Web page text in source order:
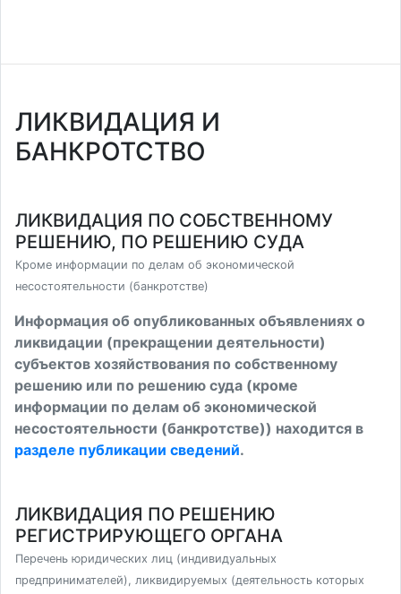
ЛИКВИДАЦИЯ И
БАНКРОТСТВО
ЛИКВИДАЦИЯ ПО СОБСТВЕННОМУ
РЕШЕНИЮ, ПО РЕШЕНИЮ СУДА
Кроме информации по делам об экономической
несостоятельности (банкротстве)
Информация об опубликованных объявлениях о
ликвидации (прекращении деятельности)
субъектов хозяйствования по собственному
решению или по решению суда (кроме
информации по делам об экономической
несостоятельности (банкротстве)) находится в
разделе публикации сведений.
ЛИКВИДАЦИЯ ПО РЕШЕНИЮ
РЕГИСТРИРУЮЩЕГО ОРГАНА
Перечень юридических лиц (индивидуальных
предпринимателей), ликвидируемых (деятельность которых